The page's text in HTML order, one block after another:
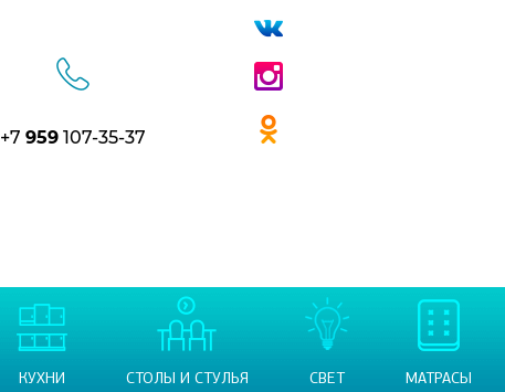
+7 959 107-35-37
КУХНИ СТОЛЫ И СТУЛЬЯ СВЕТ МАТРАСЫ